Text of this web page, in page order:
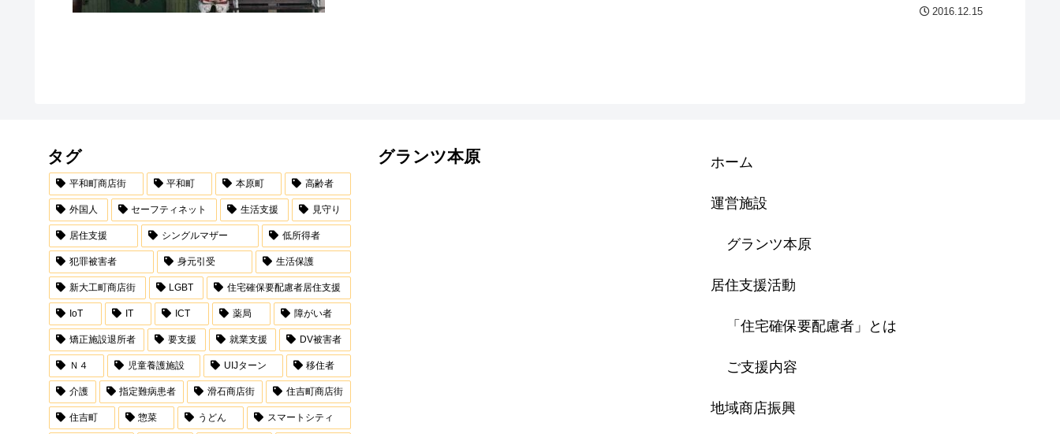
2016.12.15
タグ
平和町商店街 平和町 本原町 高齢者
外国人 セーフティネット 生活支援 見守り
居住支援 シングルマザー 低所得者
犯罪被害者 身元引受 生活保護
新大工町商店街 LGBT 住宅確保要配慮者居住支援
IoT IT ICT 薬局 障がい者
矯正施設退所者 要支援 就業支援 DV被害者
Ｎ４ 児童養護施設 UIJターン 移住者
介護 指定難病患者 滑石商店街 住吉町商店街
住吉町 惣菜 うどん スマートシティ
グランツ本原 ホーム
運営施設
グランツ本原
居住支援活動
「住宅確保要配慮者」とは
ご支援内容
地域商店振興